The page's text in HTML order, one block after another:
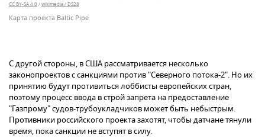
CC BY-SA 4.0 /wikimedia / DS28
Карта проекта Baltic Pipe
С другой стороны, в США рассматривается несколько
законопроектов с санкциями против "Северного потока-2". Но их
принятию будут противиться лоббисты европейских стран,
поэтому процесс ввода в строй запрета на предоставление
"Газпрому" судов-трубоукладчиков может быть небыстрым.
Противники российского проекта захотят, чтобы датчане тянули
время, пока санкции не вступят в силу.